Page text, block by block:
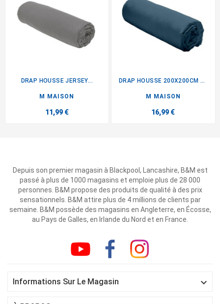
DRAP HOUSSE JERSEY...
M MAISON
11,99 €
DRAP HOUSSE 200X200CM BLEU
M MAISON
16,99 €
Depuis son premier magasin à Blackpool, Lancashire, B&M est
passé à plus de 1000 magasins et emploie plus de 28 000
personnes. B&M propose des produits de qualité à des prix
sensationnels. B&M attire plus de 4 millions de clients par
semaine. B&M possède des magasins en Angleterre, en Écosse,
au Pays de Galles, en Irlande du Nord et en France.
Informations Sur Le Magasin 